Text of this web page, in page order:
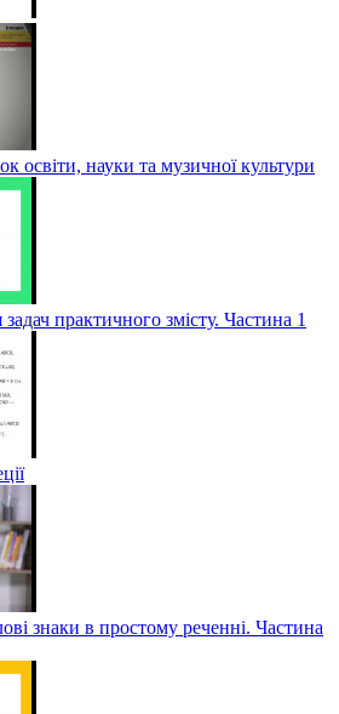
освіти, науки та музичної культури
практичного змісту. Частина 1
знаки в простому реченні. Частина